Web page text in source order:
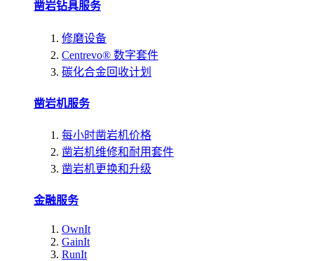
凿岩钻具服务
修磨设备
Centrevo® 数字套件
碳化合金回收计划
凿岩机服务
每小时凿岩机价格
凿岩机维修和耐用套件
凿岩机更换和升级
金融服务
OwnIt
GainIt
RunIt